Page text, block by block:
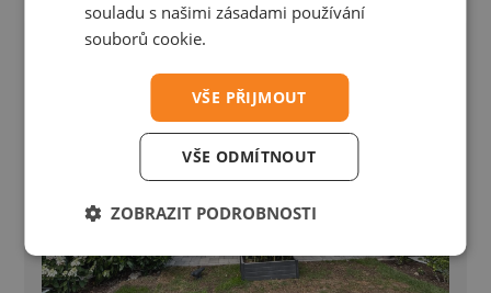
souladu s našimi zásadami používání
souborů cookie.
VŠE PŘIJMOUT
VŠE ODMÍTNOUT
ZOBRAZIT PODROBNOSTI